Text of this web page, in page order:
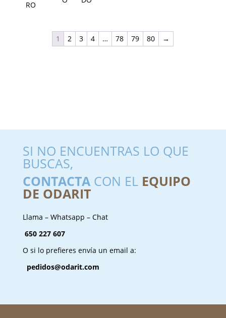
1 2 3 4 … 78 79 80 →
SI NO ENCUENTRAS LO QUE
BUSCAS,
CONTACTACON EL EQUIPO
DE ODARIT
Llama – Whatsapp – Chat
650 227 607
O si lo prefieres envía un email a:
pedidos@odarit.com